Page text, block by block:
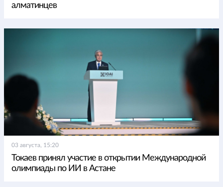
алматинцев
03 августа, 15:20
Токаев принял участие в открытии Международной
олимпиады по ИИ в Астане